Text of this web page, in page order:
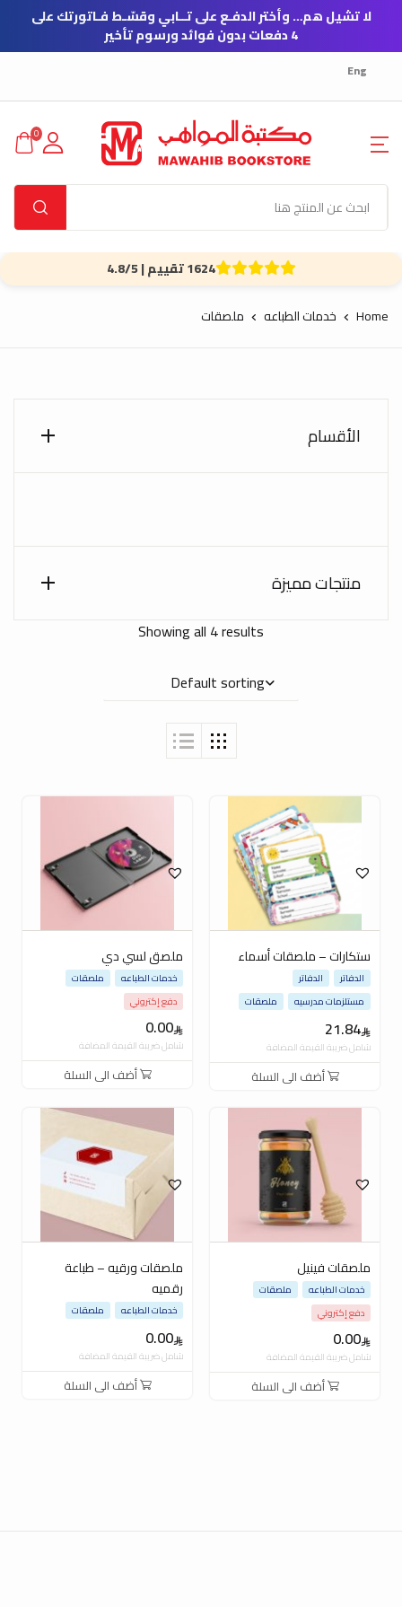
لا تشيل هم… وأختر الدفـع على تــابي وقسّـط فـاتورتك على
4 دفعات بدون فوائد ورسوم تأخير
Eng
0
1624 تقييم | 4.8/5
Home خدمات الطباعه ملصقات
Showing all 4 results
Default sorting
ستكارات – ملصقات أسماء
21.84
الدفاتر
الدفاتر
مستلزمات مدرسيه
ملصقات
شامل ضريبة القيمة المضافة
أضف الى السلة
ملصق لسي دي
0.00
خدمات الطباعه
ملصقات
دفع إكتروني
شامل ضريبة القيمة المضافة
أضف الى السلة
ملصقات فينيل
0.00
خدمات الطباعه
ملصقات
دفع إكتروني
شامل ضريبة القيمة المضافة
أضف الى السلة
ملصقات ورقيه – طباعة
رقميه
0.00
خدمات الطباعه ملصقات
شامل ضريبة القيمة المضافة
أضف الى السلة
الأقسام
منتجات مميزة